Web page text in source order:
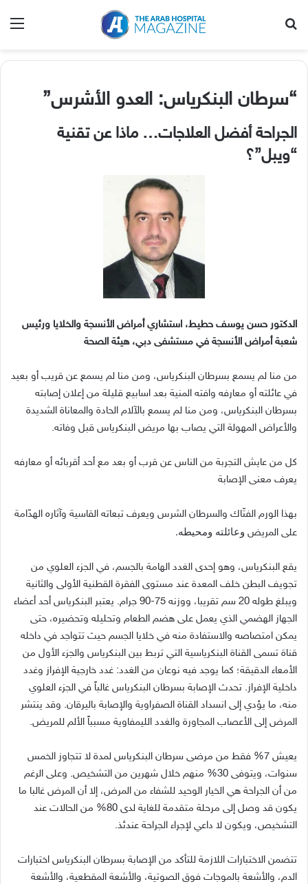
“سرطان البنكرياس: العدو الأشرس”
الجراحة أفضل العلاجات… ماذا عن تقنية
“ويبل”؟
الدكتور حسن يوسف حطيط، استشاري أمراض الأنسجة والخلايا ورئيس
شعبة أمراض الأنسجة في مستشفى دبي، هيئة الصحة
من منا لم يسمع بسرطان البنكرياس، ومن منا لم يسمع عن قريب أو بعيد
في عائلته أو معارفه وافته المنية بعد اسابيع قليلة من إعلان إصابته
بسرطان البنكرياس، ومن منا لم يسمع بالآلام الحادة والمعاناة الشديدة
والأعراض المهولة التي يصاب بها مريض البنكرياس قبل وفاته.
كل من عايش التجربة من الناس عن قرب أو بعد مع أحد أقربائه أو معارفه
يعرف معنى الإصابة
بهذا الورم الفتّاك والسرطان الشرس ويعرف تبعاته القاسية وآثاره الهدّامة
على المريض وعائلته ومحيطه.
يقع البنكرياس، وهو إحدى الغدد الهامة بالجسم، في الجزء العلوي من
تجويف البطن خلف المعدة عند مستوى الفقرة القطنية الأولى والثانية
ويبلغ طوله
سم تقريبا، ووزنه جرام. يعتبر البنكرياس أحد أعضاء
الجهاز الهضمي الذي يعمل على هضم الطعام وتحليله وتحضيره، حتى
يمكن امتصاصه والاستفادة منه في خلايا الجسم حيث تتواجد في داخله
قناة تسمى القناة البنكرياسية التي تربط بين البنكرياس والجزء الأول من
الأمعاء الدقيقة؛ كما يوجد فيه نوعان من الغدد: غدد خارجية الإفراز وغدد
داخلية الإفراز. تحدث الإصابة بسرطان البنكرياس غالباً في الجزء العلوي
منه، ما يؤدي إلى انسداد القناة الصفراوية والإصابة باليرقان. وقد ينتشر
المرض إلى الأعصاب المجاورة والغدد الليمفاوية مسبباً الألم للمريض.
يعيش
فقط من مرضى سرطان البنكرياس لمدة لا تتجاوز الخمس
سنوات، ويتوفى
منهم خلال شهرين من التشخيص. وعلى الرغم
من أن الجراحة هي الخيار الوحيد للشفاء من المرض، إلا أن المرض غالبا ما
يكون قد وصل إلى مرحلة متقدمة للغاية لدى
من الحالات عند
التشخيص، ويكون لا داعي لإجراء الجراحة عندئذ.
تتضمن الاختبارات اللازمة للتأكد من الإصابة بسرطان البنكرياس اختبارات
الدم، والأشعة بالموجات فوق الصوتية، والأشعة المقطعية، والأشعة